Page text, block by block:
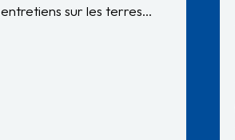
entretiens sur les terres…